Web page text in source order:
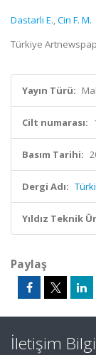
Dastarlı E.,Cin F. M.
Türkiye
Yayın Türü:
Cilt numarası:
Basım Tarihi:
Dergi Adı:
Yıldız Teknik
Paylaş
İletişim